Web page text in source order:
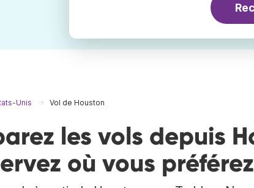
Unis Vol de Houston
les vols depuis
où vous préférez